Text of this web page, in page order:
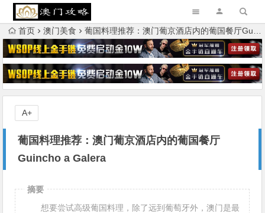
首页 澳门美食 葡国料理推荐：澳门葡京酒店内的葡国餐厅Guincho a Galera
葡国料理推荐：澳门葡京酒店内的葡国餐厅
Guincho a Galera
A+
摘要
想要尝试高级葡国料理，除了远到葡萄牙外，澳门是最